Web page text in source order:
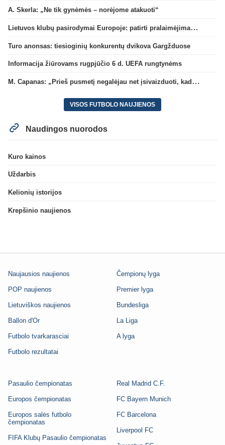
A. Skerla: „Ne tik gynėmės – norėjome atakuoti“
Lietuvos klubų pasirodymai Europoje: patirti pralaimėjimai Kroatijos atstovams
Turo anonsas: tiesioginių konkurentų dvikova Gargžduose
Informacija žiūrovams rugpjūčio 6 d. UEFA rungtynėms
M. Capanas: „Prieš pusmetį negalėjau net įsivaizduoti, kad žaisime prieš „Hajduk“
VISOS FUTBOLO NAUJIENOS
Naudingos nuorodos
Kuro kainos
Uždarbis
Kelionių istorijos
Krepšinio naujienos
Naujausios naujienos
POP naujienos
Lietuviškos naujienos
Ballon d'Or
Futbolo tvarkarasciai
Futbolo rezultatai
Čempionų lyga
Premier lyga
Bundesliga
La Liga
A lyga
Pasaulio čempionatas
Europos čempionatas
Europos salės futbolo
čempionatas
FIFA Klubų Pasaulio čempionatas
Real Madrid C.F.
FC Bayern Munich
FC Barcelona
Liverpool FC